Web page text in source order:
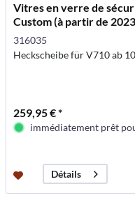
Vitres en verre de
Custom (à partir de
316035
Heckscheibe für V710 ab
259,95 € *
immédiatement prêt
Détails